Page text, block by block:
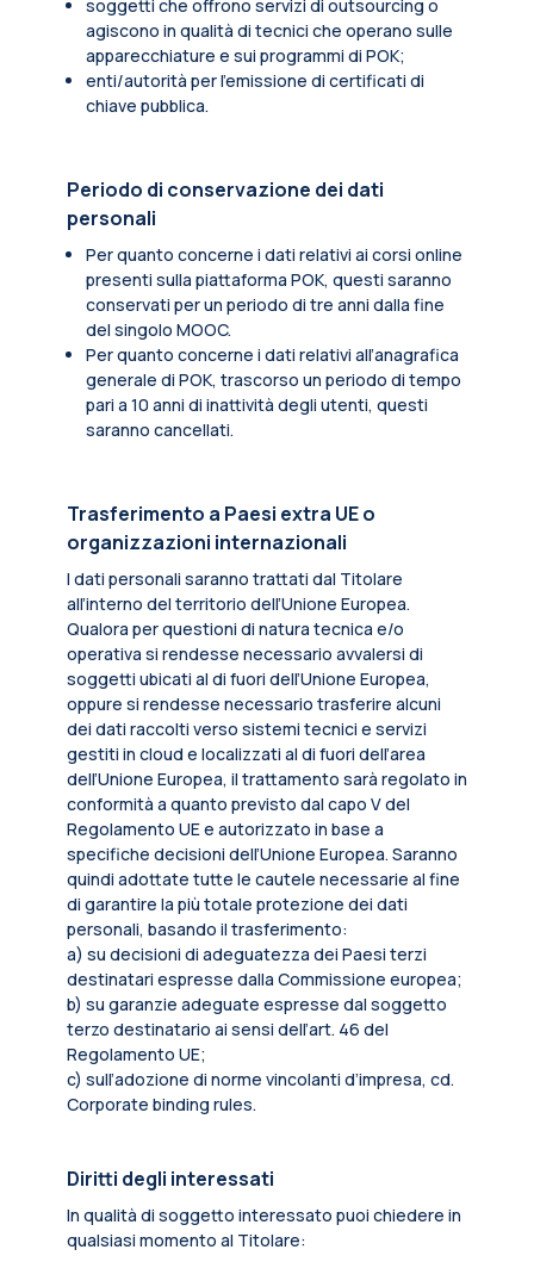
soggetti che offrono servizi di outsourcing o
agiscono in qualità di tecnici che operano sulle
apparecchiature e sui programmi di POK;
enti/autorità per l'emissione di certificati di
chiave pubblica.
Periodo di conservazione dei dati
personali
Per quanto concerne i dati relativi ai corsi online
presenti sulla piattaforma POK, questi saranno
conservati per un periodo di tre anni dalla fine
del singolo MOOC.
Per quanto concerne i dati relativi all’anagrafica
generale di POK, trascorso un periodo di tempo
pari a 10 anni di inattività degli utenti, questi
saranno cancellati.
Trasferimento a Paesi extra UE o
organizzazioni internazionali
I dati personali saranno trattati dal Titolare
all’interno del territorio dell’Unione Europea.
Qualora per questioni di natura tecnica e/o
operativa si rendesse necessario avvalersi di
soggetti ubicati al di fuori dell’Unione Europea,
oppure si rendesse necessario trasferire alcuni
dei dati raccolti verso sistemi tecnici e servizi
gestiti in cloud e localizzati al di fuori dell’area
dell’Unione Europea, il trattamento sarà regolato in
conformità a quanto previsto dal capo V del
Regolamento UE e autorizzato in base a
specifiche decisioni dell’Unione Europea. Saranno
quindi adottate tutte le cautele necessarie al fine
di garantire la più totale protezione dei dati
personali, basando il trasferimento:
a) su decisioni di adeguatezza dei Paesi terzi
destinatari espresse dalla Commissione europea;
b) su garanzie adeguate espresse dal soggetto
terzo destinatario ai sensi dell’art. 46 del
Regolamento UE;
c) sull’adozione di norme vincolanti d’impresa, cd.
Corporate binding rules.
Diritti degli interessati
In qualità di soggetto interessato puoi chiedere in
qualsiasi momento al Titolare: